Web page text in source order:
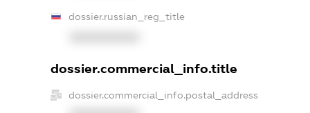
dossier.russian_reg_title
dossier.commercial_info.title
dossier.commercial_info.postal_address